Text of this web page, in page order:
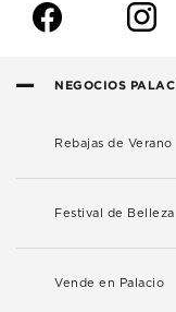
f i
NEGOCIOS
Rebajas de Verano
Festival de Belleza
Vende en Palacio